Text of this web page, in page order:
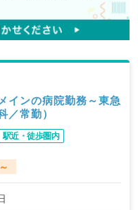
インの病院勤務～東急
／常勤）
駅近・徒歩圏内